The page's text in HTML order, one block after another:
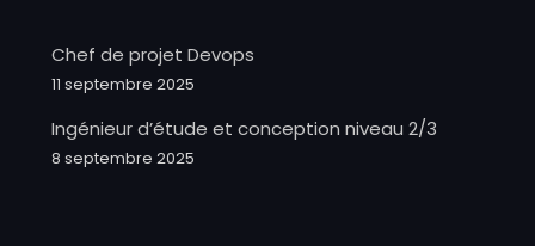
Chef de projet Devops
11 septembre 2025
Ingénieur d’étude et conception niveau 2/3
8 septembre 2025